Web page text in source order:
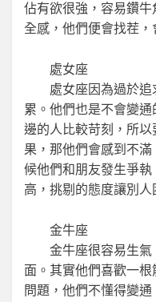
佔有欲很強，容易鑽
全感，他們便會找茬，
處女座
處女座因為過於追
累。他們也是不會變
邊的人比較苛刻，所
果，那他們會感到不
候他們和朋友發生爭
高，挑剔的態度讓別人
金牛座
金牛座很容易生氣
面。其實他們喜歡一
問題，他們不懂得變